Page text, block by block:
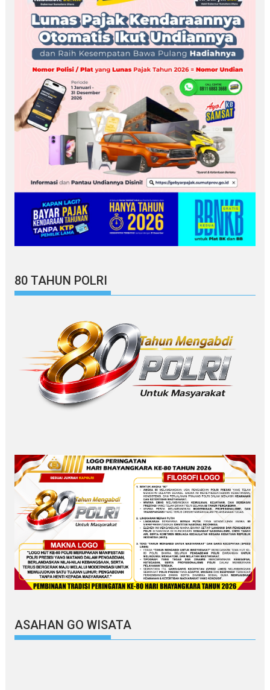
80 TAHUN POLRI
ASAHAN GO WISATA